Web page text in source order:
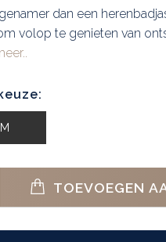
dan een
volop te genieten van
TOEVOEGEN